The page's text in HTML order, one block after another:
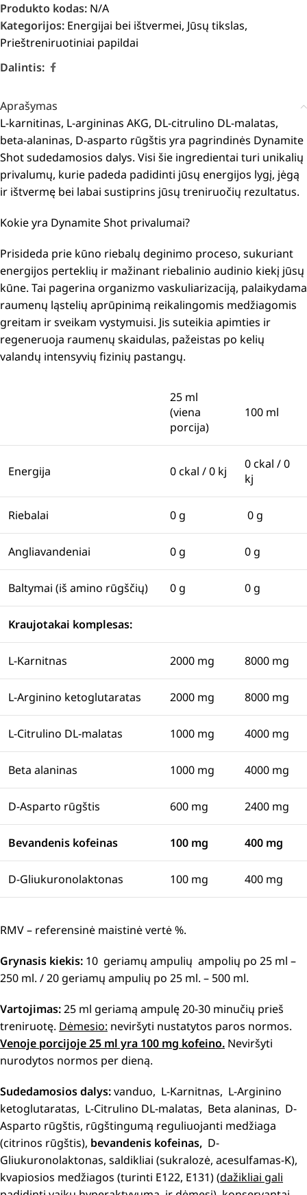
Produkto kodas: N/A
Kategorijos: Energijai bei ištvermei, Jūsų tikslas,
Prieštreniruotiniai papildai
Dalintis:
Aprašymas
L-karnitinas, L-argininas AKG, DL-citrulino DL-malatas,
beta-alaninas, D-asparto rūgštis yra pagrindinės Dynamite
Shot sudedamosios dalys. Visi šie ingredientai turi unikalių
privalumų, kurie padeda padidinti jūsų energijos lygį, jėgą
ir ištvermę bei labai sustiprins jūsų treniruočių rezultatus.
Kokie yra Dynamite Shot privalumai?
Prisideda prie kūno riebalų deginimo proceso, sukuriant
energijos perteklių ir mažinant riebalinio audinio kiekį jūsų
kūne. Tai pagerina organizmo vaskuliarizaciją, palaikydama
raumenų ląstelių aprūpinimą reikalingomis medžiagomis
greitam ir sveikam vystymuisi. Jis suteikia apimties ir
regeneruoja raumenų skaidulas, pažeistas po kelių
valandų intensyvių fizinių pastangų.
25 ml
(viena
porcija)
100 ml
Energija 0 ckal / 0 kj
0 ckal / 0
kj
Riebalai 0 g 0 g
Angliavandeniai 0 g 0 g
Baltymai (iš amino rūgščių) 0 g 0 g
Kraujotakai komplesas:
L-Karnitnas 2000 mg 8000 mg
L-Arginino ketoglutaratas 2000 mg 8000 mg
L-Citrulino DL-malatas 1000 mg 4000 mg
Beta alaninas 1000 mg 4000 mg
D-Asparto rūgštis 600 mg 2400 mg
Bevandenis kofeinas 100 mg 400 mg
D-Gliukuronolaktonas 100 mg 400 mg
RMV – referensinė maistinė vertė %.
Grynasis kiekis: 10 geriamų ampulių ampolių po 25 ml –
250 ml. / 20 geriamų ampulių po 25 ml. – 500 ml.
Vartojimas:25 ml geriamą ampulę 20-30 minučių prieš
treniruotę. Dėmesio: neviršyti nustatytos paros normos.
Venoje porcijoje 25 ml yra 100 mg kofeino. Neviršyti
nurodytos normos per dieną.
Sudedamosios dalys:vanduo, L-Karnitnas, L-Arginino
ketoglutaratas, L-Citrulino DL-malatas, Beta alaninas, D-
Asparto rūgštis, rūgštingumą reguliuojanti medžiaga
(citrinos rūgštis), bevandenis kofeinas, D-
Gliukuronolaktonas, saldikliai (sukralozė, acesulfamas-K),
kvapiosios medžiagos (turinti E122, E131) (dažikliai gali